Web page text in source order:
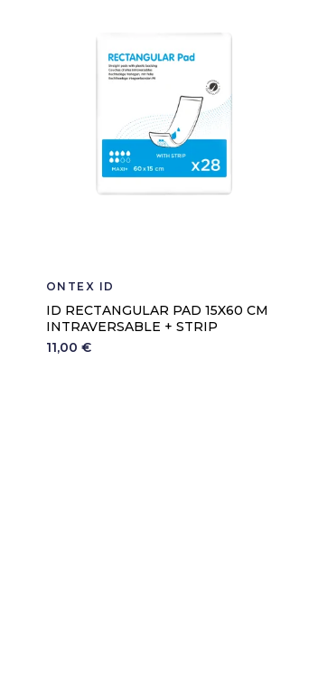
ONTEX ID
ID RECTANGULAR PAD 15X60 CM
INTRAVERSABLE + STRIP
11,00 €